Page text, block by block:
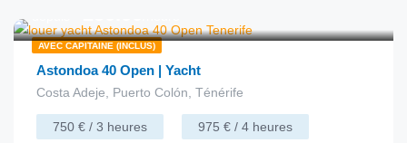
AVEC CAPITAINE (INCLUS)
Astondoa 40 Open | Yacht
Costa Adeje, Puerto Colón, Ténérife
750 € / 3 heures 975 € / 4 heures